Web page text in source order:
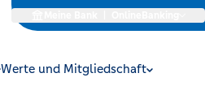
Werte und Mitgliedschaft